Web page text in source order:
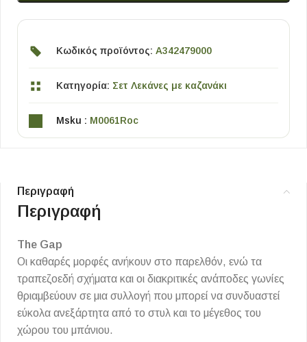
Κωδικός προϊόντος: A342479000
Κατηγορία: Σετ Λεκάνες με καζανάκι
Msku : M0061Roc
Περιγραφή
Περιγραφή
The Gap
Οι καθαρές μορφές ανήκουν στο παρελθόν, ενώ τα
τραπεζοεδή σχήματα και οι διακριτικές ανάποδες γωνίες
θριαμβεύουν σε μια συλλογή που μπορεί να συνδυαστεί
εύκολα ανεξάρτητα από το στυλ και το μέγεθος του
χώρου του μπάνιου.